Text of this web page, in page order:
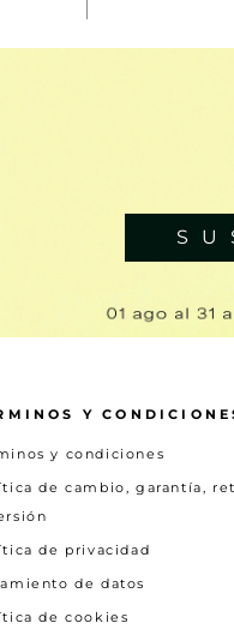
Y
y condiciones
de cambio, garantía,
de privacidad
de datos
de cookies